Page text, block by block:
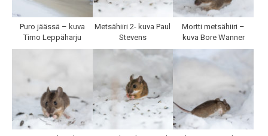
Puro jäässä – kuva
Timo Leppäharju
Metsähiiri 2- kuva Paul
Stevens
Mortti metsähiiri –
kuva Bore Wanner